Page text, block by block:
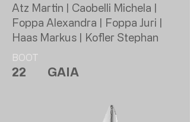
Atz Martin | Caobelli Michela |
Foppa Alexandra | Foppa Juri |
Haas Markus | Kofler Stephan
BOOT
22 GAIA